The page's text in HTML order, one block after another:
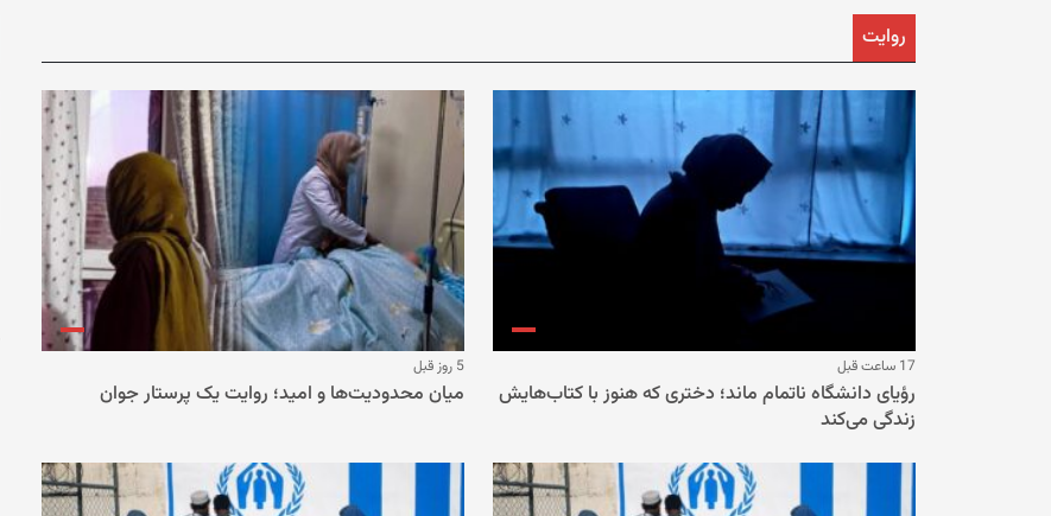
روایت
17 ساعت قبل
رؤیای دانشگاه ناتمام ماند؛ دختری که هنوز با کتاب‌هایش
زندگی می‌کند
5 روز قبل
میان محدودیت‌ها و امید؛ روایت یک پرستار جوان